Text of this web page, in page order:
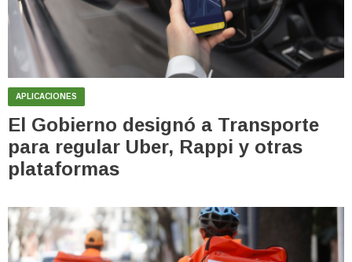
APLICACIONES
El Gobierno designó a Transporte
para regular Uber, Rappi y otras
plataformas